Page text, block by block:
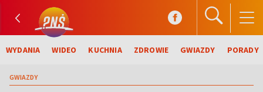
WYDANIA WIDEO KUCHNIA ZDROWIE GWIAZDY PORADY
GWIAZDY